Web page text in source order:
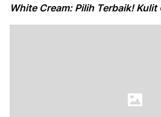
White Cream: Pilih Terbaik! Kulit